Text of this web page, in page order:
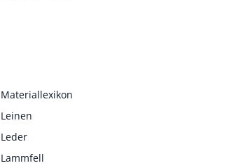
Materiallexikon
Leinen
Leder
Lammfell